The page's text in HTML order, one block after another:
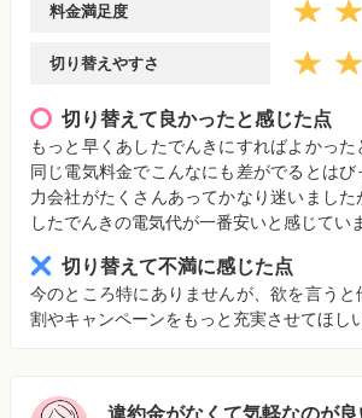
料金満足度
切り替えやすさ
切り替えて良かったと感じた点
もっと早くあしたでんきにすればよかった
同じ電気料金でこんなにも差がでるとは
力会社がたくさんあってかなり迷いまし
したでんきの電気代が一番安いと感じてい
切り替えて不満に感じた点
今のところ特にありませんが、欲を言うと
割やキャンペーンをもっと充実させてほし
違約金がなくて気軽なのが良